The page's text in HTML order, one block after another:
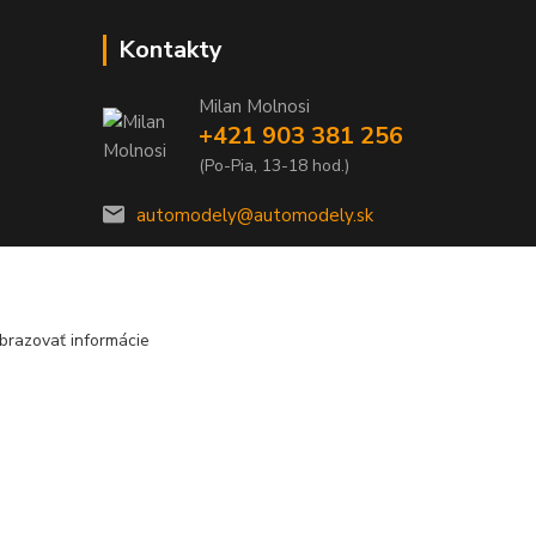
Kontakty
Milan Molnosi
+421 903 381 256
(Po-Pia, 13-18 hod.)
automodely@automodely.sk
informácie